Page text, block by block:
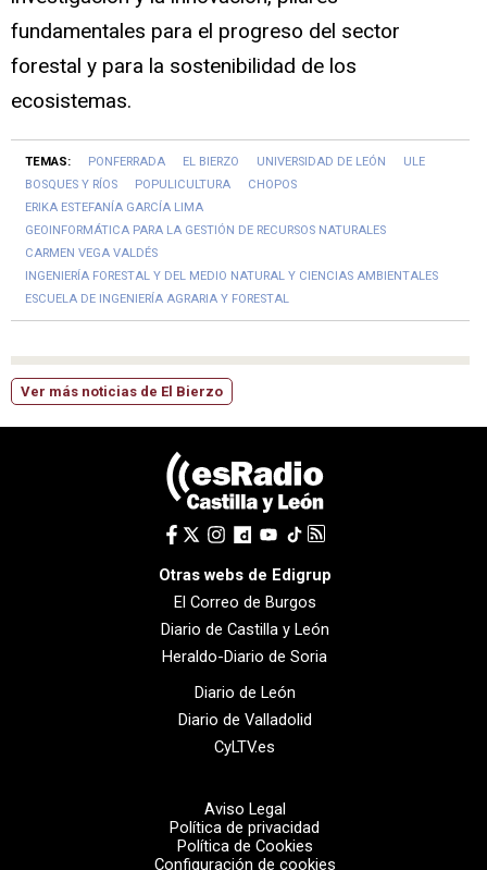
fundamentales para el progreso del sector
forestal y para la sostenibilidad de los
ecosistemas.
TEMAS: PONFERRADA EL BIERZO UNIVERSIDAD DE LEÓN
ULE
BOSQUES Y RÍOS
POPULICULTURA
CHOPOS
ERIKA ESTEFANÍA GARCÍA LIMA
GEOINFORMÁTICA PARA LA GESTIÓN DE RECURSOS NATURALES
CARMEN VEGA VALDÉS
INGENIERÍA FORESTAL Y DEL MEDIO NATURAL Y CIENCIAS AMBIENTALES
ESCUELA DE INGENIERÍA AGRARIA Y FORESTAL
Ver más noticias de El Bierzo
Otras webs de Edigrup
El Correo de Burgos
Diario de Castilla y León
Heraldo-Diario de Soria
Diario de León
Diario de Valladolid
CyLTV.es
Aviso Legal
Política de privacidad
Política de Cookies
Configuración de cookies